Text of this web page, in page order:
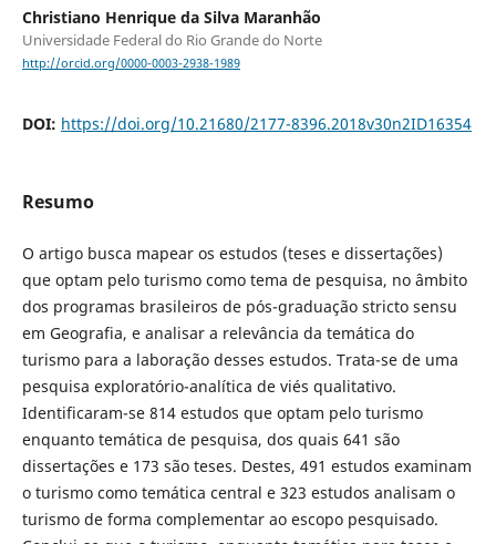
Christiano Henrique da Silva Maranhão
Universidade Federal do Rio Grande do Norte
http://orcid.org/0000-0003-2938-1989
DOI: https://doi.org/10.21680/2177-8396.2018v30n2ID16354
Resumo
O artigo busca mapear os estudos (teses e dissertações)
que optam pelo turismo como tema de pesquisa, no âmbito
dos programas brasileiros de pós-graduação stricto sensu
em Geografia, e analisar a relevância da temática do
turismo para a laboração desses estudos. Trata-se de uma
pesquisa exploratório-analítica de viés qualitativo.
Identificaram-se 814 estudos que optam pelo turismo
enquanto temática de pesquisa, dos quais 641 são
dissertações e 173 são teses. Destes, 491 estudos examinam
o turismo como temática central e 323 estudos analisam o
turismo de forma complementar ao escopo pesquisado.